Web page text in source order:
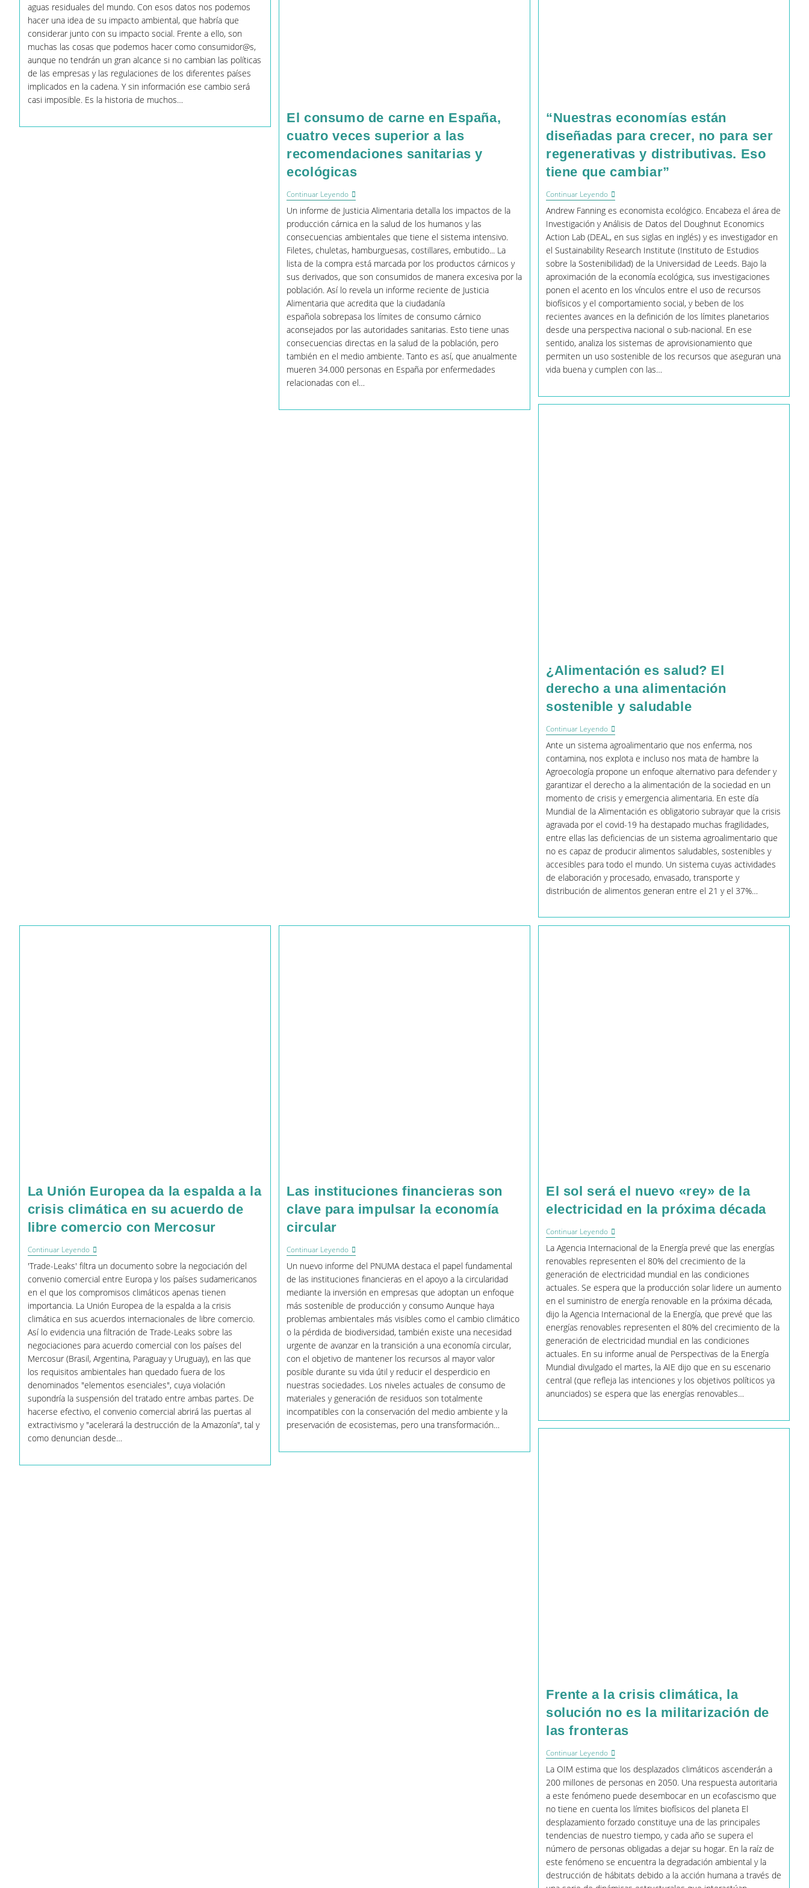
Ante
El
Impacto
De
La
Industria
De
La
Moda
aguas residuales del mundo. Con esos datos nos podemos
hacer una idea de su impacto ambiental, que habría que
considerar junto con su impacto social. Frente a ello, son
muchas las cosas que podemos hacer como consumidor@s,
aunque no tendrán un gran alcance si no cambian las políticas
de las empresas y las regulaciones de los diferentes países
implicados en la cadena. Y sin información ese cambio será
casi imposible. Es la historia de muchos…
El consumo de carne en España,
cuatro veces superior a las
recomendaciones sanitarias y
ecológicas
Continuar LeyendoEl
Consumo
De
Carne
En
España,
Cuatro
Veces
A
Las
Recomendaciones
Sanitarias
Y
Ecológicas
Un informe de Justicia Alimentaria detalla los impactos de la
producción cárnica en la salud de los humanos y las
consecuencias ambientales que tiene el sistema intensivo.
Filetes, chuletas, hamburguesas, costillares, embutido... La
lista de la compra está marcada por los productos cárnicos y
sus derivados, que son consumidos de manera excesiva por la
población. Así lo revela un informe reciente de Justicia
Alimentaria que acredita que la ciudadanía
española sobrepasa los límites de consumo cárnico
aconsejados por las autoridades sanitarias. Esto tiene unas
consecuencias directas en la salud de la población, pero
también en el medio ambiente. Tanto es así, que anualmente
mueren 34.000 personas en España por enfermedades
relacionadas con el…
“Nuestras economías están
diseñadas para crecer, no para ser
regenerativas y distributivas. Eso
tiene que cambiar”
Continuar Leyendo“Nuestras
Economías
Están
Diseñadas
Para
Crecer,
No
Para
Ser
Regenerativas
Y
Distributivas.
Eso
Tiene
Que
Cambiar”
Andrew Fanning es economista ecológico. Encabeza el área de
Investigación y Análisis de Datos del Doughnut Economics
Action Lab (DEAL, en sus siglas en inglés) y es investigador en
el Sustainability Research Institute (Instituto de Estudios
sobre la Sostenibilidad) de la Universidad de Leeds. Bajo la
aproximación de la economía ecológica, sus investigaciones
ponen el acento en los vínculos entre el uso de recursos
biofísicos y el comportamiento social, y beben de los
recientes avances en la definición de los límites planetarios
desde una perspectiva nacional o sub-nacional. En ese
sentido, analiza los sistemas de aprovisionamiento que
permiten un uso sostenible de los recursos que aseguran una
vida buena y cumplen con las…
¿Alimentación es salud? El
derecho a una alimentación
sostenible y saludable
Continuar Leyendo¿Alimentación
Es
Salud?
El
Derecho
A
Una
Alimentación
Sostenible
Y
Saludable
Ante un sistema agroalimentario que nos enferma, nos
contamina, nos explota e incluso nos mata de hambre la
Agroecología propone un enfoque alternativo para defender y
garantizar el derecho a la alimentación de la sociedad en un
momento de crisis y emergencia alimentaria. En este día
Mundial de la Alimentación es obligatorio subrayar que la crisis
agravada por el covid-19 ha destapado muchas fragilidades,
entre ellas las deficiencias de un sistema agroalimentario que
no es capaz de producir alimentos saludables, sostenibles y
accesibles para todo el mundo. Un sistema cuyas actividades
de elaboración y procesado, envasado, transporte y
distribución de alimentos generan entre el 21 y el 37%…
La Unión Europea da la espalda a la
crisis climática en su acuerdo de
libre comercio con Mercosur
Continuar LeyendoLa
Unión
Europea
Da
La
Espalda
A
La
Crisis
Climática
En
Su
Acuerdo
De
Libre
Comercio
Con
Mercosur
'Trade-Leaks' filtra un documento sobre la negociación del
convenio comercial entre Europa y los países sudamericanos
en el que los compromisos climáticos apenas tienen
importancia. La Unión Europea de la espalda a la crisis
climática en sus acuerdos internacionales de libre comercio.
Así lo evidencia una filtración de Trade-Leaks sobre las
negociaciones para acuerdo comercial con los países del
Mercosur (Brasil, Argentina, Paraguay y Uruguay), en las que
los requisitos ambientales han quedado fuera de los
denominados "elementos esenciales", cuya violación
supondría la suspensión del tratado entre ambas partes. De
hacerse efectivo, el convenio comercial abrirá las puertas al
extractivismo y "acelerará la destrucción de la Amazonía", tal y
como denuncian desde…
Las instituciones financieras son
clave para impulsar la economía
circular
Continuar LeyendoLas
Instituciones
Financieras
Son
Clave
Para
Impulsar
La
Economía
Circular
Un nuevo informe del PNUMA destaca el papel fundamental
de las instituciones financieras en el apoyo a la circularidad
mediante la inversión en empresas que adoptan un enfoque
más sostenible de producción y consumo Aunque haya
problemas ambientales más visibles como el cambio climático
o la pérdida de biodiversidad, también existe una necesidad
urgente de avanzar en la transición a una economía circular,
con el objetivo de mantener los recursos al mayor valor
posible durante su vida útil y reducir el desperdicio en
nuestras sociedades. Los niveles actuales de consumo de
materiales y generación de residuos son totalmente
incompatibles con la conservación del medio ambiente y la
preservación de ecosistemas, pero una transformación…
El sol será el nuevo «rey» de la
electricidad en la próxima década
Continuar LeyendoEl
Sol
Será
El
Nuevo
«rey»
De
La
Electricidad
En
La
Próxima
Década
La Agencia Internacional de la Energía prevé que las energías
renovables representen el 80% del crecimiento de la
generación de electricidad mundial en las condiciones
actuales. Se espera que la producción solar lidere un aumento
en el suministro de energía renovable en la próxima década,
dijo la Agencia Internacional de la Energía, que prevé que las
energías renovables representen el 80% del crecimiento de la
generación de electricidad mundial en las condiciones
actuales. En su informe anual de Perspectivas de la Energía
Mundial divulgado el martes, la AIE dijo que en su escenario
central (que refleja las intenciones y los objetivos políticos ya
anunciados) se espera que las energías renovables…
Frente a la crisis climática, la
solución no es la militarización de
las fronteras
Continuar LeyendoFrente
A
La
Crisis
Climática,
La
Solución
No
La
Militarización
De
Las
Fronteras
La OIM estima que los desplazados climáticos ascenderán a
200 millones de personas en 2050. Una respuesta autoritaria
a este fenómeno puede desembocar en un ecofascismo que
no tiene en cuenta los límites biofísicos del planeta El
desplazamiento forzado constituye una de las principales
tendencias de nuestro tiempo, y cada año se supera el
número de personas obligadas a dejar su hogar. En la raíz de
este fenómeno se encuentra la degradación ambiental y la
destrucción de hábitats debido a la acción humana a través de